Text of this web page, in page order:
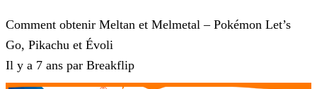
Comment obtenir Meltan et Melmetal – Pokémon Let’s
Go, Pikachu et Évoli
Il y a 7 ans par Breakflip